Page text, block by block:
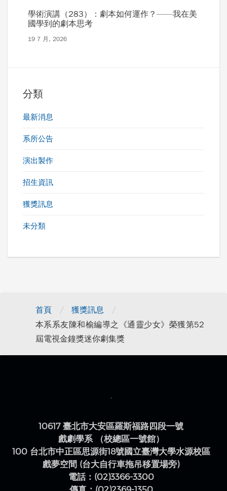
學術演講（283）：劇本如何運作？——我在美
國學到的劇本思考
19 7 月, 2026
分類
最新消息
系所公告
演出製作
招生資訊
獲獎訊息
未分類
首頁 / 獲獎訊息 /
本系系友陳和榆編導之《通靈少女》榮獲第52
屆電視金鐘獎迷你劇集獎
10617 臺北市大安區羅斯福路四段一號
戲劇學系 （校總區一號館）
100 台北市中正區思源街18號國立臺灣大學水源校區